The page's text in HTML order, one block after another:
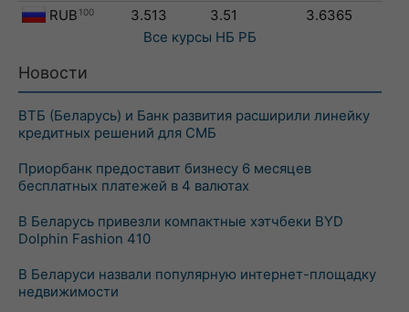
RUB 100 3.513 3.51
3.6365
Все курсы НБ РБ
Новости
ВТБ (Беларусь) и Банк развития расширили линейку
кредитных решений для СМБ
Приорбанк предоставит бизнесу 6 месяцев
бесплатных платежей в 4 валютах
В Беларусь привезли компактные хэтчбеки BYD
Dolphin Fashion 410
В Беларуси назвали популярную интернет-площадку
недвижимости